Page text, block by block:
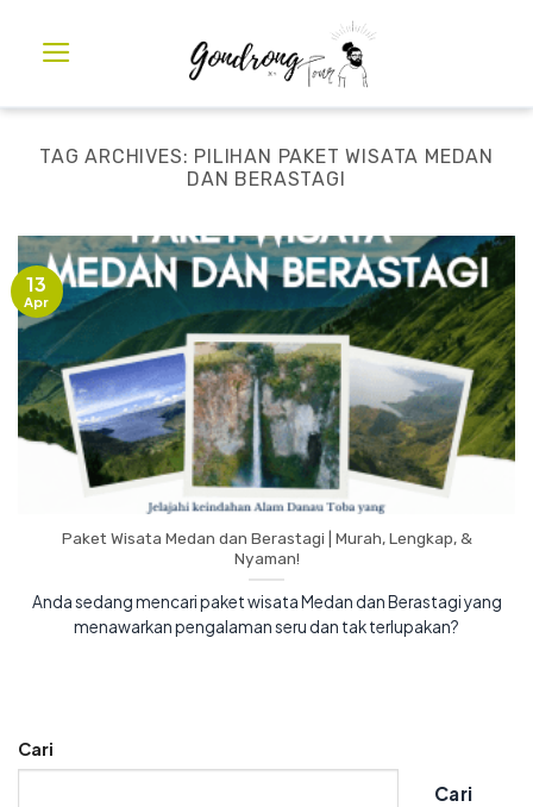
TAG ARCHIVES: PILIHAN PAKET WISATA MEDAN
DAN BERASTAGI
Paket Wisata Medan dan Berastagi | Murah, Lengkap, &
Nyaman!
Anda sedang mencari paket wisata Medan dan Berastagi yang
menawarkan pengalaman seru dan tak terlupakan?
13
Apr
Cari
Cari